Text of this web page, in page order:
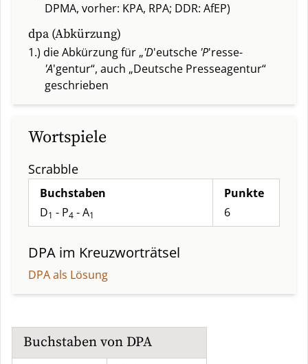
DPMA, vorher: KPA, RPA; DDR: AfEP)
dpa (Abkürzung)
1.) die Abkürzung für „'D'eutsche 'P'resse-
'A'gentur“, auch „Deutsche Presseagentur“
geschrieben
Wortspiele
Scrabble
Buchstaben
D1 - P4 - A1
Punkte
6
DPA im Kreuzworträtsel
DPA als Lösung
Buchstaben von DPA